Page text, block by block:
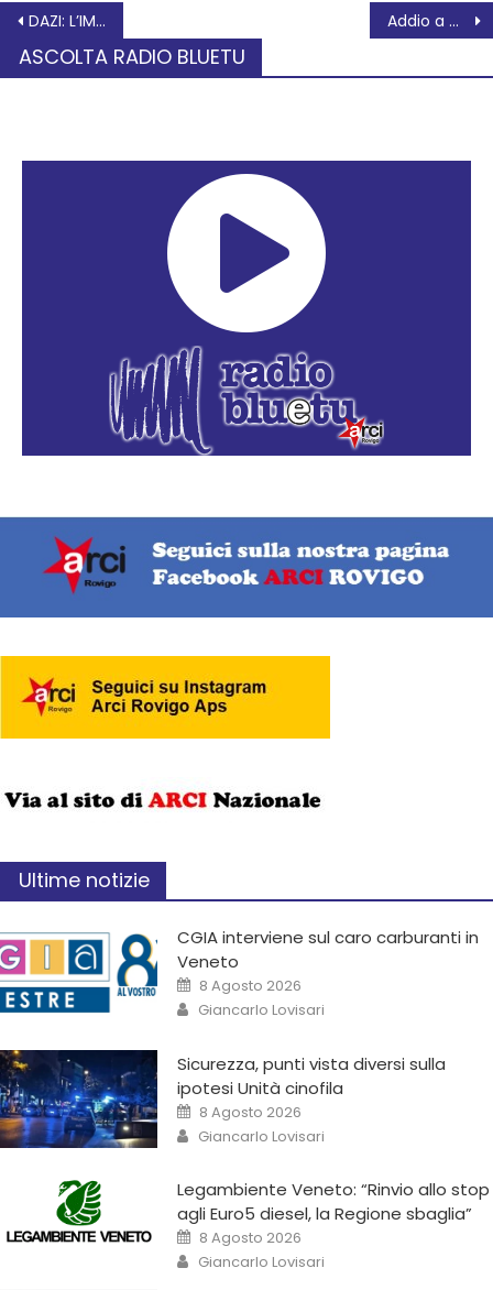
DAZI: L’IMPATTO SUL VENETO POTREBBE ESSERE ABBASTANZA CONTENUTO Addio a Maria Teresa Pasqualini Canato
ASCOLTA RADIO BLUETU
Ultime notizie
CGIA interviene sul caro carburanti in
Veneto
8 Agosto 2026
Giancarlo Lovisari
Sicurezza, punti vista diversi sulla
ipotesi Unità cinofila
8 Agosto 2026
Giancarlo Lovisari
Legambiente Veneto: “Rinvio allo stop
agli Euro5 diesel, la Regione sbaglia”
8 Agosto 2026
Giancarlo Lovisari